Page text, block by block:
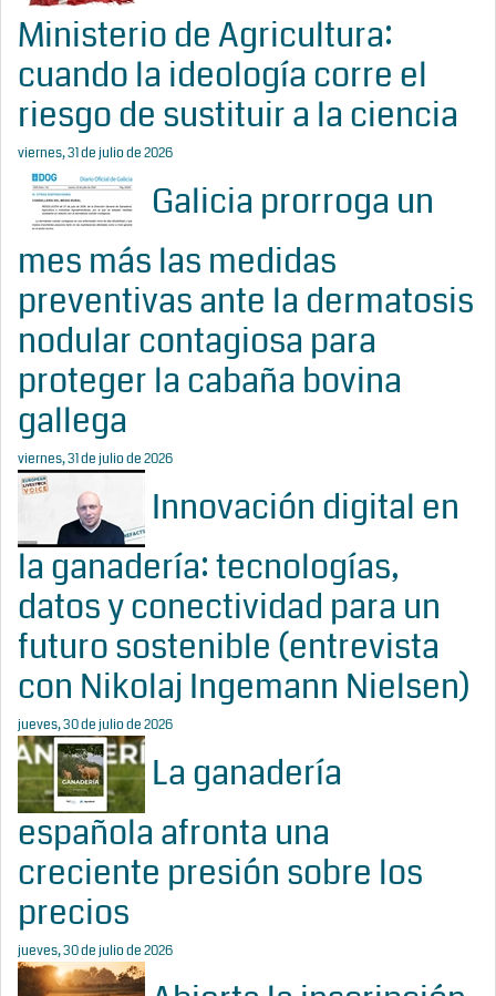
Ministerio de Agricultura:
cuando la ideología corre el
riesgo de sustituir a la ciencia
viernes, 31 de julio de 2026
Galicia prorroga un
mes más las medidas
preventivas ante la dermatosis
nodular contagiosa para
proteger la cabaña bovina
gallega
viernes, 31 de julio de 2026
Innovación digital en
la ganadería: tecnologías,
datos y conectividad para un
futuro sostenible (entrevista
con Nikolaj Ingemann Nielsen)
jueves, 30 de julio de 2026
La ganadería
española afronta una
creciente presión sobre los
precios
jueves, 30 de julio de 2026